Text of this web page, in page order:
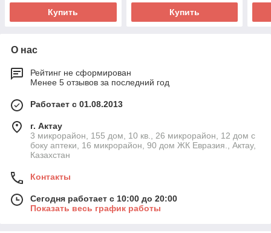
Купить Купить
О нас
Рейтинг не сформирован
Менее 5 отзывов за последний год
Работает с 01.08.2013
г. Актау
3 микрорайон, 155 дом, 10 кв., 26 микрорайон, 12 дом с
боку аптеки, 16 микрорайон, 90 дом ЖК Евразия., Актау,
Казахстан
Контакты
Сегодня работает с 10:00 до 20:00
Показать весь график работы